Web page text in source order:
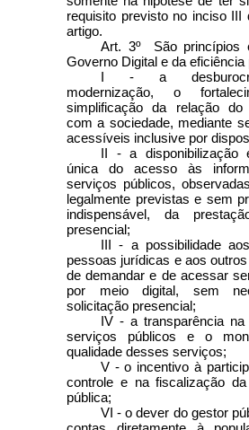
requisito previsto no inciso
artigo.
Art. 3º São princípios
Governo Digital e da eficiência
I - a
modernização, o
simplificação da relação do
com a sociedade, mediante
acessíveis inclusive por
II - a disponibilização
única do acesso às
serviços públicos,
legalmente previstas e sem
indispensável, da
presencial;
III - a possibilidade
pessoas jurídicas e aos
de demandar e de acessar
por meio digital, sem
solicitação presencial;
IV - a transparência na
serviços públicos e o
qualidade desses serviços;
V - o incentivo à
controle e na fiscalização da
pública;
VI - o dever do gestor